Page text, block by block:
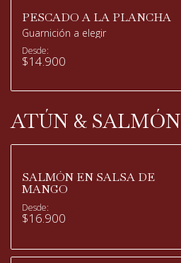
PESCADO A LA PLANCHA
Guarnición a elegir
Desde:
$14.900
ATÚN & SALMÓN
SALMÓN EN SALSA DE
MANGO
Desde:
$16.900